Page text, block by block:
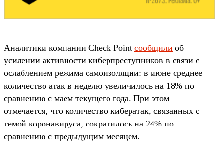
Аналитики компании Check Point сообщили об
усилении активности киберпреступников в связи с
ослаблением режима самоизоляции: в июне среднее
количество атак в неделю увеличилось на 18% по
сравнению с маем текущего года. При этом
отмечается, что количество кибератак, связанных с
темой коронавируса, сократилось на 24% по
сравнению с предыдущим месяцем.